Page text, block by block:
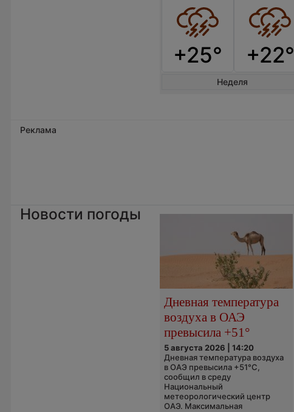
+25° +22°
Неделя
Реклама
Новости погоды
Дневная температура
воздуха в ОАЭ
превысила +51°
5 августа 2026 | 14:20
Дневная температура воздуха
в ОАЭ превысила +51°C,
сообщил в среду
Национальный
метеорологический центр
ОАЭ. Максимальная